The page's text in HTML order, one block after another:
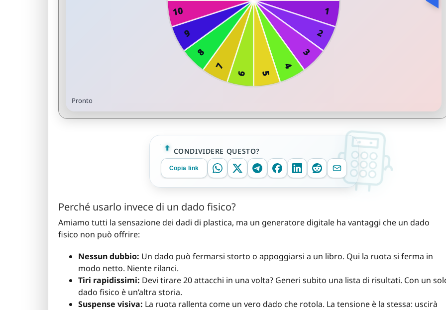
Pronto
CONDIVIDERE QUESTO?
Copia link
Perché usarlo invece di un dado fisico?
Amiamo tutti la sensazione dei dadi di plastica, ma un generatore digitale ha vantaggi che un dado
fisico non può offrire:
Nessun dubbio: Un dado può fermarsi storto o appoggiarsi a un libro. Qui la ruota si ferma in
modo netto. Niente rilanci.
Tiri rapidissimi: Devi tirare 20 attacchi in una volta? Generi subito una lista di risultati. Con un
dado fisico è un’altra storia.
Suspense visiva: La ruota rallenta come un vero dado che rotola. La tensione è la stessa: uscirà